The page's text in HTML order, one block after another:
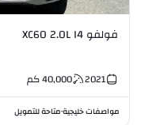
فولفو XC60 2.0L I4
2021
40,000كم
مواصفات خليجية•متاحة للتمويل